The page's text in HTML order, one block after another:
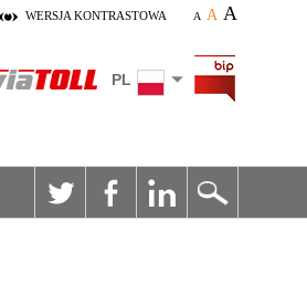
WERSJA KONTRASTOWA A A A
PL